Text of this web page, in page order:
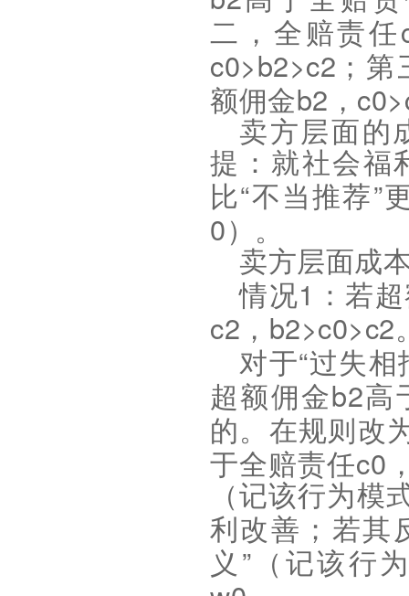
二，全赔责任
c0>b2>c2 ；
额佣金b2 ，
卖方层面的
提：就社会福
比“不当推荐”
0 ） 。
卖方层面成
情况1 ：若
c2 ， b2>c0>c2
对于“过失相
超额佣金b2高
的。在规则改
于全赔责任c0
（记该行为模
利改善；若其
义 ” （记该行